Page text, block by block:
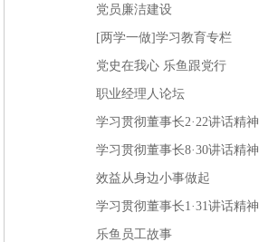
党员廉洁建设
[两学一做]学习教育专栏
党史在我心 乐鱼跟党行
职业经理人论坛
学习贯彻董事长2·22讲话精神
学习贯彻董事长8·30讲话精神
效益从身边小事做起
学习贯彻董事长1·31讲话精神
乐鱼员工故事